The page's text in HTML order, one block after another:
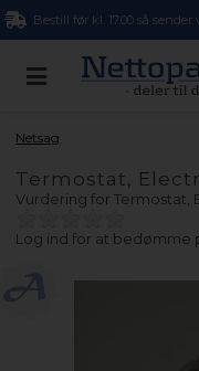
Bestill før kl. 17.00 så sender
Netsag
Termostat,
Vurdering forTermostat,
Log ind for at bedømme